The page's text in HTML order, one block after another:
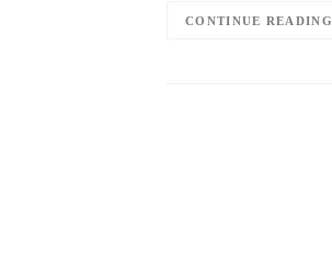
CONTINUE READING